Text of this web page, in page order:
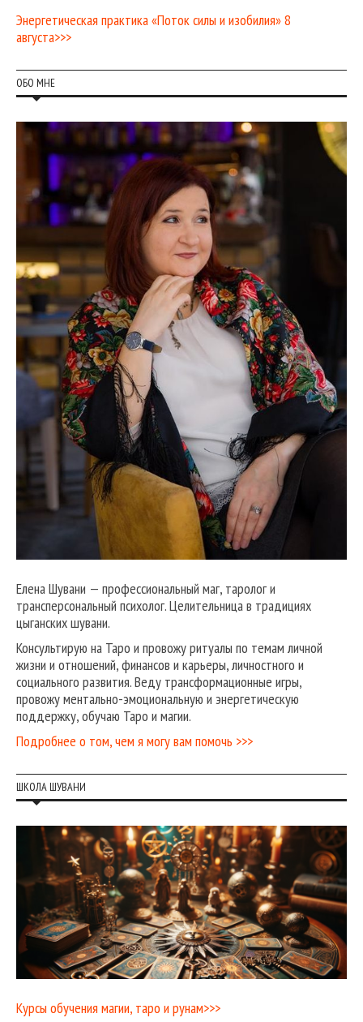
Энергетическая практика «Поток силы и изобилия» 8
августа>>>
ОБО МНЕ
Елена Шувани — профессиональный маг, таролог и
трансперсональный психолог. Целительница в традициях
цыганских шувани.
Консультирую на Таро и провожу ритуалы по темам личной
жизни и отношений, финансов и карьеры, личностного и
социального развития. Веду трансформационные игры,
провожу ментально-эмоциональную и энергетическую
поддержку, обучаю Таро и магии.
Подробнее о том, чем я могу вам помочь >>>
ШКОЛА ШУВАНИ
Курсы обучения магии, таро и рунам>>>